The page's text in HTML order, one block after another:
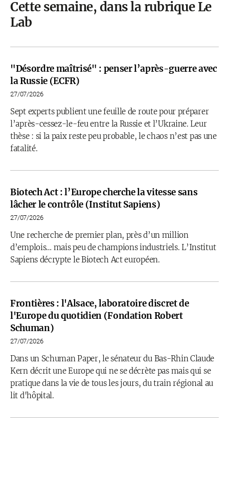
Cette semaine, dans la rubrique Le
Lab
"Désordre maîtrisé" : penser l’après-guerre avec
la Russie (ECFR)
27/07/2026
Sept experts publient une feuille de route pour préparer
l’après-cessez-le-feu entre la Russie et l’Ukraine. Leur
thèse : si la paix reste peu probable, le chaos n’est pas une
fatalité.
Biotech Act : l’Europe cherche la vitesse sans
lâcher le contrôle (Institut Sapiens)
27/07/2026
Une recherche de premier plan, près d’un million
d’emplois… mais peu de champions industriels. L’Institut
Sapiens décrypte le Biotech Act européen.
Frontières : l'Alsace, laboratoire discret de
l'Europe du quotidien (Fondation Robert
Schuman)
27/07/2026
Dans un Schuman Paper, le sénateur du Bas-Rhin Claude
Kern décrit une Europe qui ne se décrète pas mais qui se
pratique dans la vie de tous les jours, du train régional au
lit d'hôpital.